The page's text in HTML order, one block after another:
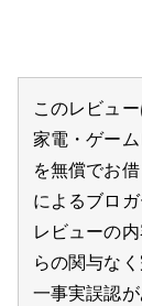
このレビュ
家電・ゲー
を無償でお
によるブロ
レビューの
らの関与な
一事実誤認